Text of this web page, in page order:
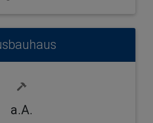
a.A.